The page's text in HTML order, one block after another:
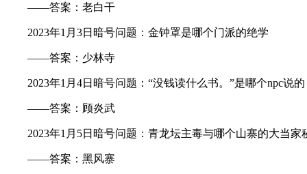
——答案：老白干
2023年1月3日暗号问题：金钟罩是哪个门派的绝学
——答案：少林寺
2023年1月4日暗号问题：“没钱读什么书。”是哪个npc说的
——答案：顾炎武
2023年1月5日暗号问题：青龙坛主毒与哪个山寨的大当家
——答案：黑风寨